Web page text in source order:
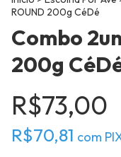
ROUND 200g CéDé
Combo
200g
R$73,00
R$70,81 com